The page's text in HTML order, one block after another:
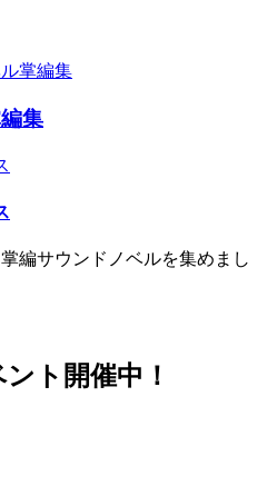
集
編サウンドノベルを集めまし
ト開催中！